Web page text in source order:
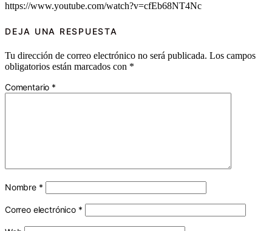
https://www.youtube.com/watch?v=cfEb68NT4Nc
DEJA UNA RESPUESTA
Tu dirección de correo electrónico no será publicada. Los campos
obligatorios están marcados con *
Comentario *
Nombre *
Correo electrónico *